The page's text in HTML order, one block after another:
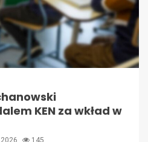
KEN za wkład w
145